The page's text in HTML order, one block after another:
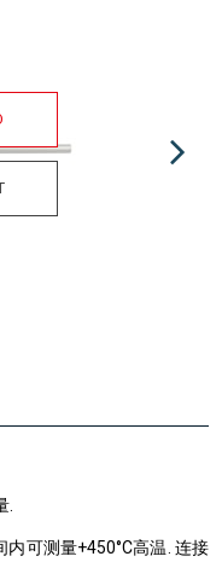
.
内可测量+450°C高温 连接